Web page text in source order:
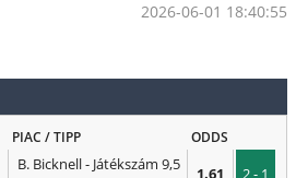
2026-06-01 18:40:55
PIAC / TIPP ODDS
B. Bicknell - Játékszám 9,5
1.61 2 - 1